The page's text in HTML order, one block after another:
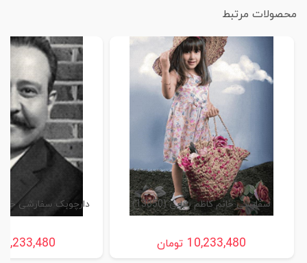
محصولات مرتبط
سفارشی خانم کاظم بابایی (13850)
10,233,480 تومان
دارچوبک سفارشی خانم